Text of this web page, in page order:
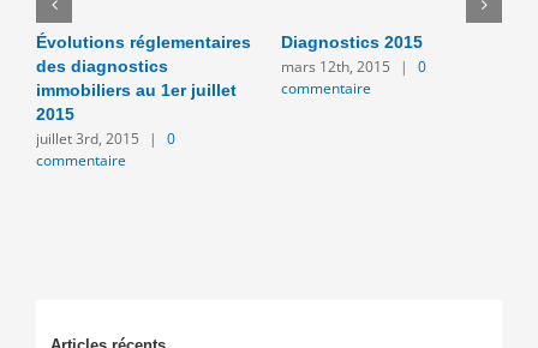
Évolutions réglementaires
des diagnostics
immobiliers au 1er juillet
2015
juillet 3rd, 2015 |
0
commentaire
Diagnostics 2015
mars 12th, 2015 |
0
commentaire